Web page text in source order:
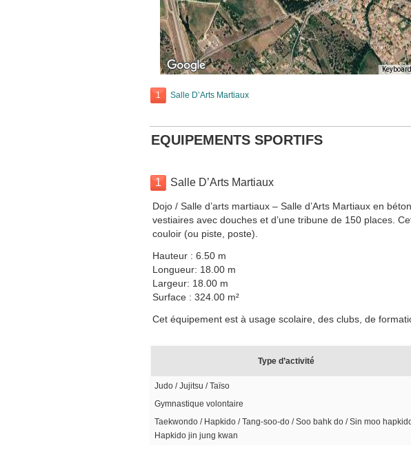
1 Salle D’Arts Martiaux
EQUIPEMENTS SPORTIFS
1 Salle D’Arts Martiaux
Dojo / Salle d’arts martiaux – Salle d’Arts Martiaux en
vestiaires avec douches et d’une tribune de 150 places.
couloir (ou piste, poste).
Hauteur : 6.50 m
Longueur: 18.00 m
Largeur: 18.00 m
Surface : 324.00 m²
Cet équipement est à usage scolaire, des clubs, de
Type d’activité
Judo / Jujitsu / Taïso
Gymnastique volontaire
Taekwondo / Hapkido / Tang-soo-do / Soo bahk do / Sin moo
Hapkido jin jung kwan